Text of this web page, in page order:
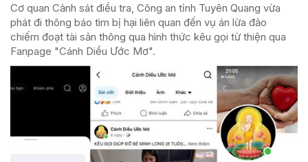
Cơ quan Cảnh sát điều tra, Công an tỉnh Tuyên Quang vừa
phát đi thông báo tìm bị hại liên quan đến vụ án lừa đảo
chiếm đoạt tài sản thông qua hình thức kêu gọi từ thiện qua
Fanpage "Cánh Diều Ước Mơ".